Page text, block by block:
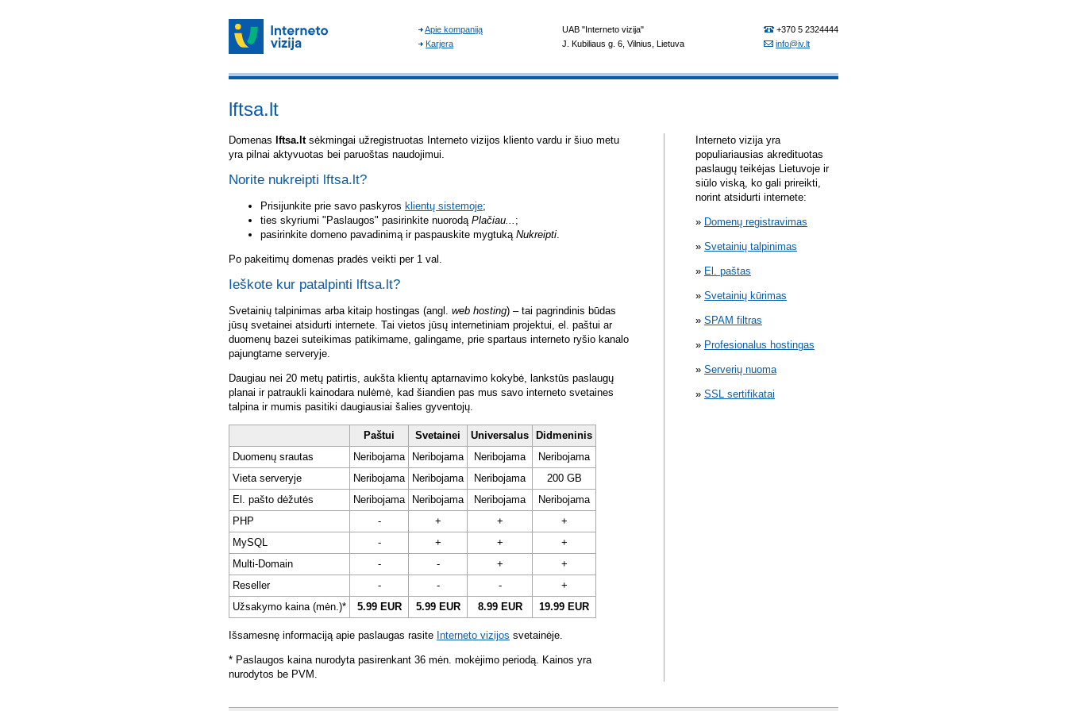
lftsa.lt
Domenas lftsa.ltsėkmingai užregistruotas Interneto vizijos kliento vardu ir šiuo metu
yra pilnai aktyvuotas bei paruoštas naudojimui.
Norite nukreipti lftsa.lt?
Prisijunkite prie savo paskyros klientų sistemoje;
ties skyriumi "Paslaugos" pasirinkite nuorodą Plačiau... ;
pasirinkite domeno pavadinimą ir paspauskite mygtuką Nukreipti.
Po pakeitimų domenas pradės veikti per 1 val.
Ieškote kur patalpinti lftsa.lt?
Svetainių talpinimas arba kitaip hostingas (angl. web hosting) – tai pagrindinis būdas
jūsų svetainei atsidurti internete. Tai vietos jūsų internetiniam projektui, el. paštui ar
duomenų bazei suteikimas patikimame, galingame, prie spartaus interneto ryšio kanalo
pajungtame serveryje.
Daugiau nei 20 metų patirtis, aukšta klientų aptarnavimo kokybė, lankstūs paslaugų
planai ir patraukli kainodara nulėmė, kad šiandien pas mus savo interneto svetaines
talpina ir mumis pasitiki daugiausiai šalies gyventojų.
Paštui Svetainei Universalus
Didmeninis
Duomenų srautas
Neribojama Neribojama Neribojama
Neribojama
Vieta serveryje
Neribojama Neribojama Neribojama
200 GB
El. pašto dėžutės
Neribojama Neribojama Neribojama
Neribojama
PHP
- + +
+
MySQL
- + +
+
Multi-Domain
- - +
+
Reseller
- - -
+
Užsakymo kaina (mėn.)*
5.99 EUR 5.99 EUR 8.99 EUR 19.99 EUR
Išsamesnę informaciją apie paslaugas rasite Interneto vizijos svetainėje.
* Paslaugos kaina nurodyta pasirenkant 36 mėn. mokėjimo periodą. Kainos yra
nurodytos be PVM.
Interneto vizija yra
populiariausias akredituotas
paslaugų teikėjas Lietuvoje ir
siūlo viską, ko gali prireikti,
norint atsidurti internete:
Domenų registravimas
Svetainių talpinimas
El. paštas
Svetainių kūrimas
SPAM filtras
Profesionalus hostingas
Serverių nuoma
SSL sertifikatai